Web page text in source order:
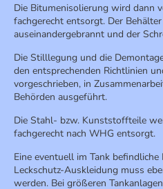
Die Bitumenisolierung wird dann
fachgerecht entsorgt. Der
auseinandergebrannt und der
Die Stilllegung und die
den entsprechenden Richtlinien
vorgeschrieben, in
Behörden ausgeführt.
Die Stahl- bzw. Kunststoffteile
fachgerecht nach WHG entsorgt.
Eine eventuell im Tank
Leckschutz-Auskleidung muss
werden. Bei größeren